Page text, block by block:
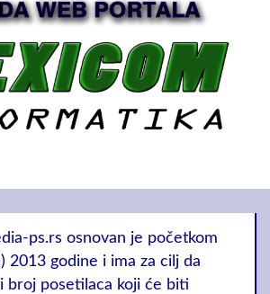
ps.rs osnovan je početkom
2013 godine i ima za cilj da
broj posetilaca koji će biti